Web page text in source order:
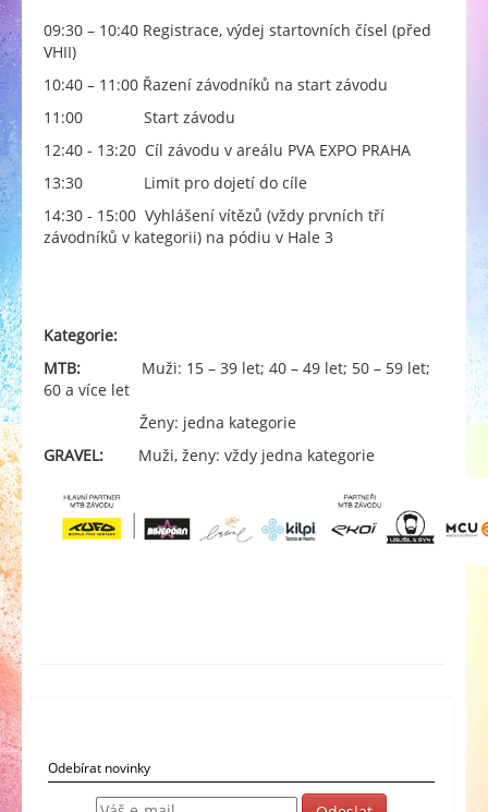
09:30 – 10:40 Registrace, výdej startovních čísel (před
VHII)
10:40 – 11:00 Řazení závodníků na start závodu
11:00 Start závodu
12:40 - 13:20 Cíl závodu v areálu PVA EXPO PRAHA
13:30 Limit pro dojetí do cíle
14:30 - 15:00 Vyhlášení vítězů (vždy prvních tří
závodníků v kategorii) na pódiu v Hale 3
Kategorie:
MTB: Muži: 15 – 39 let; 40 – 49 let; 50 – 59 let;
60 a více let
Ženy: jedna kategorie
GRAVEL: Muži, ženy: vždy jedna kategorie
Odebírat novinky